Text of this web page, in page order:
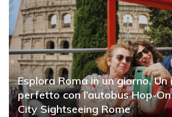
Esplora Roma in un giorno.
perfetto con l’autobus Hop-
City Sightseeing Rome